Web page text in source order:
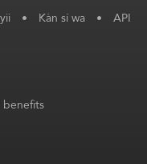
• Kàn sí wa • API